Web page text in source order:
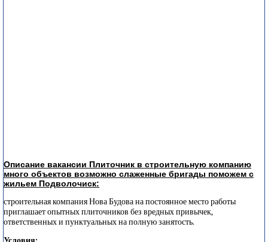
Описание вакансии Плиточник в строительную компанию
много объектов возможно слаженные бригады поможем с
жильем Подволочиск:
строительная компания Нова Будова на постоянное место работы
приглашает опытных плиточников без вредных привычек,
ответственных и пунктуальных на полную занятость.